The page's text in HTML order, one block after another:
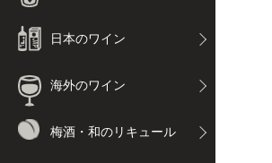
日本のワイン
海外のワイン
梅酒・和のリキュール